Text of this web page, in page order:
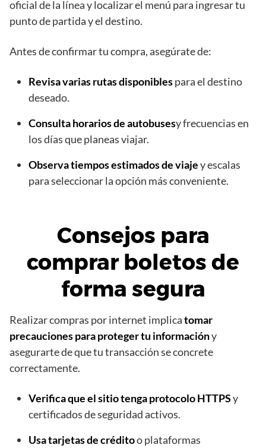
oficial de la línea y localizar el menú para ingresar tu
punto de partida y el destino.
Antes de confirmar tu compra, asegúrate de:
Revisa varias rutas disponiblespara el destino
deseado.
Consulta horarios de autobusesy frecuencias en
los días que planeas viajar.
Observa tiempos estimados de viajey escalas
para seleccionar la opción más conveniente.
Consejos para
comprar boletos de
forma segura
Realizar compras por internet implicatomar
precauciones para proteger tu informacióny
asegurarte de que tu transacción se concrete
correctamente.
Verifica que el sitio tenga protocolo HTTPSy
certificados de seguridad activos.
Usa tarjetas de créditoo plataformas